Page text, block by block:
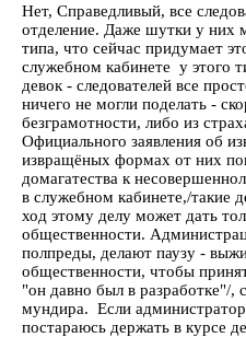
Нет, Справедливый, все
отделение. Даже шутки у них
типа, что сейчас придумает
служебном кабинете у этого
девок - следователей все
ничего не могли поделать -
безграмотности, либо из
Официального заявления об
извращёных формах от них
домагатества к
в служебном кабинете,/такие
ход этому делу может дать
общественности.
полпреды, делают паузу -
общественности, чтобы
"он давно был в разработке"/,
мундира. Если
постараюсь держать в курсе